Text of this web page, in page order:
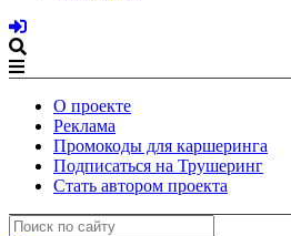
О проекте
Реклама
Промокоды для каршеринга
Подписаться на Трушеринг
Стать автором проекта